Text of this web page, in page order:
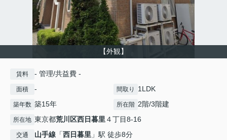
【外観】
賃料 - 管理/共益費 -
面積 - 間取り 1LDK
築年数 築15年 所在階 2階/3階建
所在地 東京都荒川区西日暮里４丁目8-16
交通 山手線 「西日暮里 」駅 徒歩8分